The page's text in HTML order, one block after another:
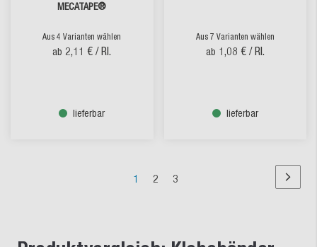
MECATAPE®
Aus 4 Varianten wählen
ab 2,11 € / Rl.
lieferbar
Aus 7 Varianten wählen
ab 1,08 € / Rl.
lieferbar
Sie
1 Seite
2 Seite
3
Seite